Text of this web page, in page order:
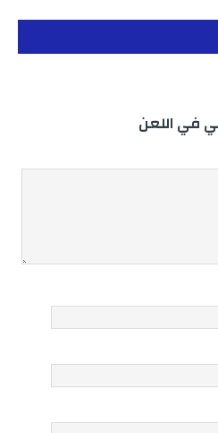
في اللعن